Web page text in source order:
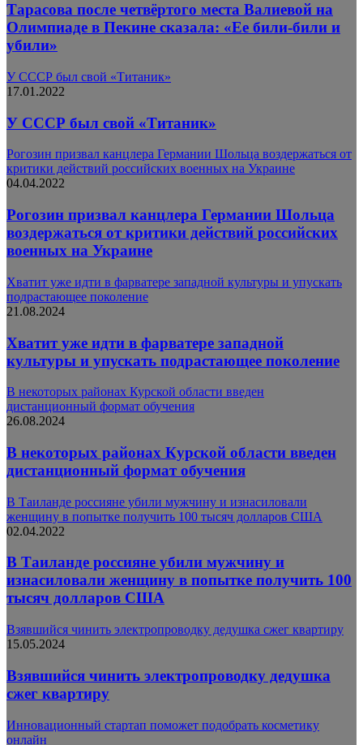
Тарасова после четвёртого места Валиевой на
Олимпиаде в Пекине сказала: «Ее били-били и
убили»
У СССР был свой «Титаник»
17.01.2022
У СССР был свой «Титаник»
Рогозин призвал канцлера Германии Шольца воздержаться от
критики действий российских военных на Украине
04.04.2022
Рогозин призвал канцлера Германии Шольца
воздержаться от критики действий российских
военных на Украине
Хватит уже идти в фарватере западной культуры и упускать
подрастающее поколение
21.08.2024
Хватит уже идти в фарватере западной
культуры и упускать подрастающее поколение
В некоторых районах Курской области введен
дистанционный формат обучения
26.08.2024
В некоторых районах Курской области введен
дистанционный формат обучения
В Таиланде россияне убили мужчину и изнасиловали
женщину в попытке получить 100 тысяч долларов США
02.04.2022
В Таиланде россияне убили мужчину и
изнасиловали женщину в попытке получить 100
тысяч долларов США
Взявшийся чинить электропроводку дедушка сжег квартиру
15.05.2024
Взявшийся чинить электропроводку дедушка
сжег квартиру
Инновационный стартап поможет подобрать косметику
онлайн